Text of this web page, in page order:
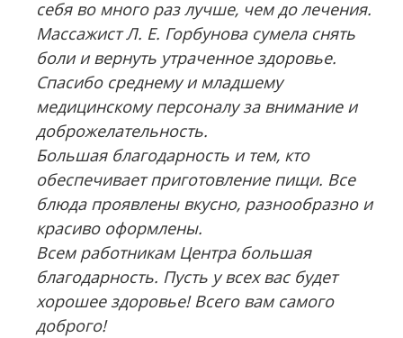
себя во много раз лучше, чем до лечения.
Массажист Л. Е. Горбунова сумела снять
боли и вернуть утраченное здоровье.
Спасибо среднему и младшему
медицинскому персоналу за внимание и
доброжелательность.
Большая благодарность и тем, кто
обеспечивает приготовление пищи. Все
блюда проявлены вкусно, разнообразно и
красиво оформлены.
Всем работникам Центра большая
благодарность. Пусть у всех вас будет
хорошее здоровье! Всего вам самого
доброго!